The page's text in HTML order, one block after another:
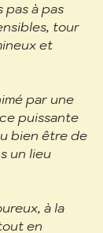
pas à pas
tour
et
par une
puissante
bien être de
un lieu
à la
en